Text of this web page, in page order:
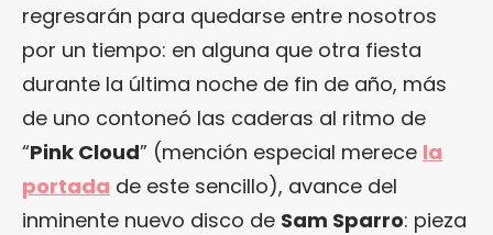
regresarán para quedarse entre nosotros
por un tiempo: en alguna que otra fiesta
durante la última noche de fin de año, más
de uno contoneó las caderas al ritmo de
“Pink Cloud” (mención especial merece la
portada de este sencillo), avance del
inminente nuevo disco de Sam Sparro: pieza